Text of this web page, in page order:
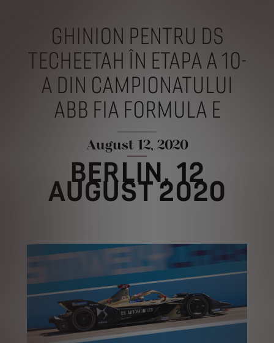
GHINION PENTRU DS
TECHEETAH ÎN ETAPA A 10-
A DIN CAMPIONATULUI
ABB FIA FORMULA E
August 12, 2020
BERLIN, 12
AUGUST 2020